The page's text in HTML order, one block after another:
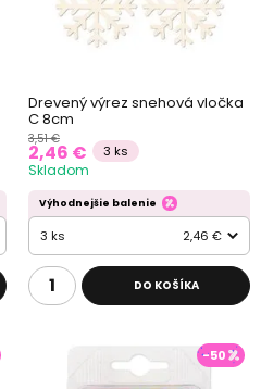
Drevený výrez snehová vločka
C 8cm
3,51 €
2,46 € 3 ks
Skladom
Výhodnejšie balenie
3 ks 2,46 €
DO KOŠÍKA
-50